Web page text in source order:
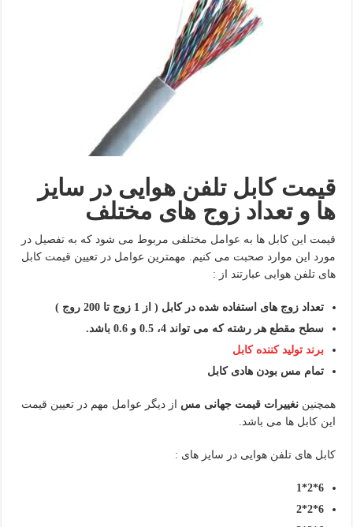
قیمت کابل تلفن هوایی در سایز
ها و تعداد زوج های مختلف
قیمت این کابل ها به عوامل مختلفی مربوط می شود که به تفصیل در
مورد این موارد صحبت می کنیم. مهمترین عوامل در تعیین قیمت کابل
های تلفن هوایی عبارتند از :
تعداد زوج های استفاده شده در کابل ( از 1 زوج تا 200 روج )
سطح مقطع هر رشته که می تواند4، 0.5 و 0.6 باشد.
برند تولید کننده کابل
تمام مس بودن هادی کابل
همچنیننغییرات قیمت جهانی مس از دیگر عوامل مهم در تعیین قیمت
این کابل ها می باشد.
کابل های تلفن هوایی در سایز های :
6*2*1
6*2*2